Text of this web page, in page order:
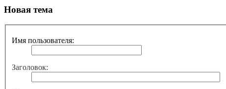
Новая тема
Имя пользователя:
Заголовок: